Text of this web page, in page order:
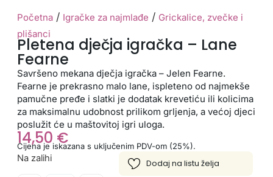
Početna/ Igračke za najmlađe / Grickalice, zvečke i
plišanci
Pletena dječja igračka – Lane
Fearne
Savršeno mekana dječja igračka – Jelen Fearne.
Fearne je prekrasno malo lane, ispleteno od najmekše
pamučne pređe i slatki je dodatak krevetiću ili kolicima
za maksimalnu udobnost prilikom grljenja, a većoj djeci
poslužit će u maštovitoj igri uloga.
14,50€
Cijena je iskazana s uključenim PDV-om (25%).
Na zalihi